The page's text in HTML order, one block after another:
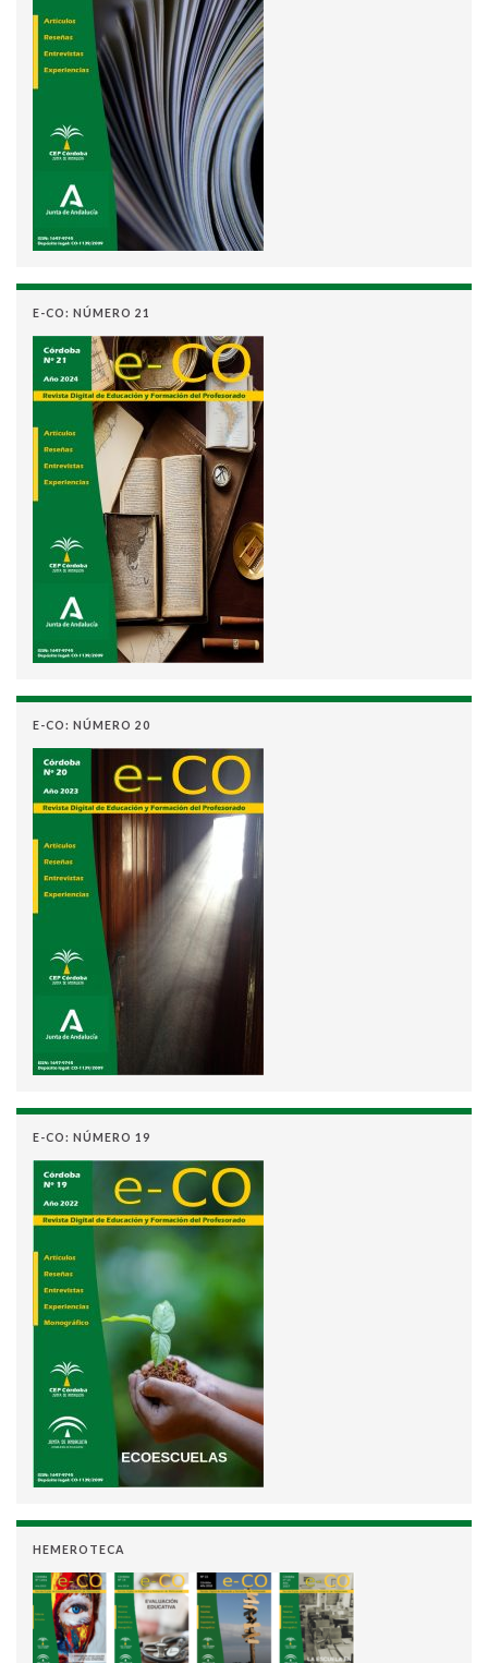
E-CO: NÚMERO 21
E-CO: NÚMERO 20
E-CO: NÚMERO 19
HEMEROTECA